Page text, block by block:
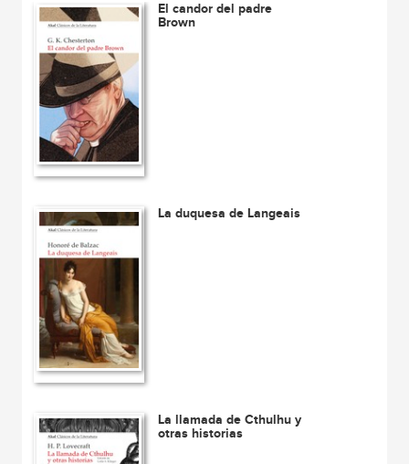
El candor del padre
Brown
La duquesa de Langeais
La llamada de Cthulhu y
otras historias